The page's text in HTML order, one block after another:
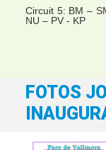
Circuit 5: BM –
NU – PV - KP
FOTOS